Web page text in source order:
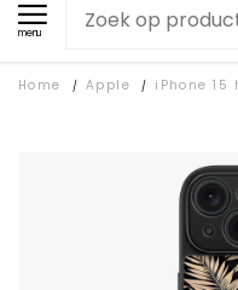
menu
Home / Apple / iPhone 15